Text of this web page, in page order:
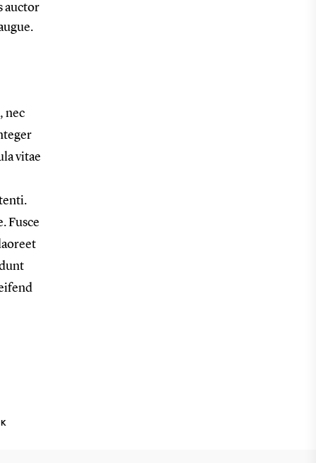
auctor
nec
vitae
Fusce